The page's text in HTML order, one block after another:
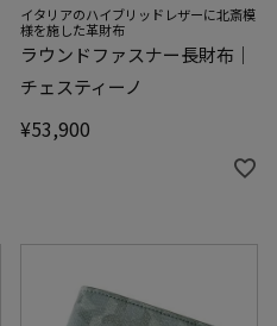
イタリアのハイブリッドレザーに北斎模
様を施した革財布
ラウンドファスナー長財布｜
チェスティーノ
¥53,900